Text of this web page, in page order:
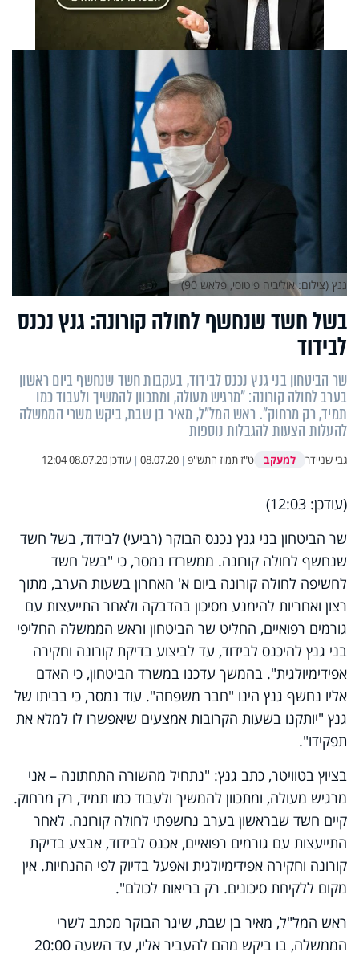
בשל חשד שנחשף לחולה קורונה: גנץ נכנס
לבידוד
שר הביטחון בני גנץ נכנס לבידוד, בעקבות חשד שנחשף ביום ראשון
בערב לחולה קורונה: "מרגיש מעולה, ומתכוון להמשיך ולעבוד כמו
תמיד, רק מרחוק". ראש המל"ל, מאיר בן שבת, ביקש משרי הממשלה
להעלות הצעות להגבלות נוספות
גבי שניידר למעקב ט"ז תמוז התש"פ |
08.07.20
| עודכן08.07.20 12:04
גנץ (צילום: אוליביה פיטוסי, פלאש 90)
(עודכן: 12:03)
שר הביטחון בני גנץ נכנס הבוקר (רביעי) לבידוד, בשל חשד
שנחשף לחולה קורונה. ממשרדו נמסר, כי "בשל חשד
לחשיפה לחולה קורונה ביום א' האחרון בשעות הערב, מתוך
רצון ואחריות להימנע מסיכון בהדבקה ולאחר התייעצות עם
גורמים רפואיים, החליט שר הביטחון וראש הממשלה החליפי
בני גנץ להיכנס לבידוד, עד לביצוע בדיקת קורונה וחקירה
אפידימיולגית". בהמשך עדכנו במשרד הביטחון, כי האדם
אליו נחשף גנץ הינו "חבר משפחה". עוד נמסר, כי בביתו של
גנץ "יותקנו בשעות הקרובות אמצעים שיאפשרו לו למלא את
תפקידו".
בציוץ בטוויטר, כתב גנץ: "נתחיל מהשורה התחתונה – אני
מרגיש מעולה, ומתכוון להמשיך ולעבוד כמו תמיד, רק מרחוק.
קיים חשד שבראשון בערב נחשפתי לחולה קורונה. לאחר
התייעצות עם גורמים רפואיים, אכנס לבידוד, אבצע בדיקת
קורונה וחקירה אפידימיולגית ואפעל בדיוק לפי ההנחיות. אין
מקום ללקיחת סיכונים. רק בריאות לכולם".
ראש המל"ל, מאיר בן שבת, שיגר הבוקר מכתב לשרי
הממשלה, בו ביקש מהם להעביר אליו, עד השעה 20:00